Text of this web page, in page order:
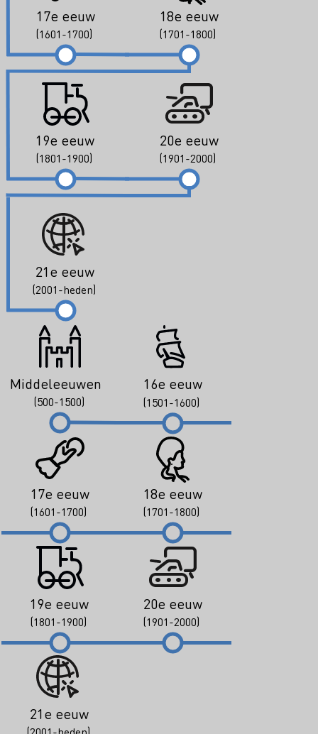
17e eeuw
(1601-1700)
18e eeuw
(1701-1800)
19e eeuw
(1801-1900)
20e eeuw
(1901-2000)
21e eeuw
(2001-heden)
Middeleeuwen
(500-1500)
16e eeuw
(1501-1600)
17e eeuw
(1601-1700)
18e eeuw
(1701-1800)
19e eeuw
(1801-1900)
20e eeuw
(1901-2000)
21e eeuw